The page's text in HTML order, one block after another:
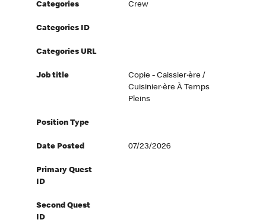
Categories Crew
Categories ID
Categories URL
Job title
Copie - Caissier·ère /
Cuisinier·ère À Temps
Pleins
Position Type
Date Posted 07/23/2026
Primary Quest
ID
Second Quest
ID